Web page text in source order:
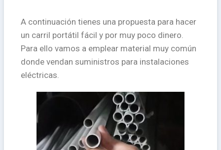
A continuación tienes una propuesta para hacer
un carril portátil fácil y por muy poco dinero.
Para ello vamos a emplear material muy común
donde vendan suministros para instalaciones
eléctricas.